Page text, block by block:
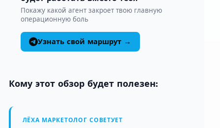
Покажу какой агент закроет твою главную
операционную боль
Узнать свой маршрут →
Кому этот обзор будет полезен:
ЛЁХА МАРКЕТОЛОГ СОВЕТУЕТ